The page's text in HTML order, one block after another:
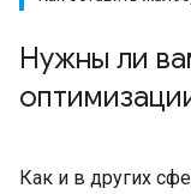
Нужны ли
Как и в других